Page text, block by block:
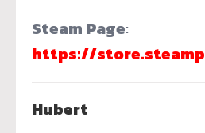
Steam Page:
https://
Hubert